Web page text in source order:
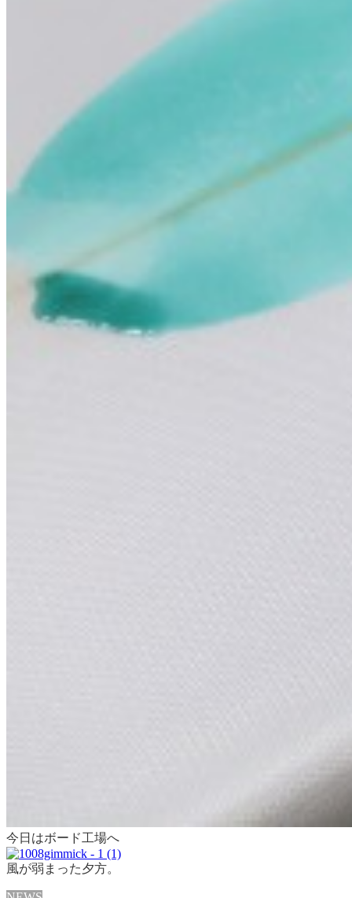
今日はボード工場へ
風が弱まった夕方。